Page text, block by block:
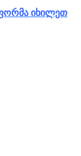
იხილეთ